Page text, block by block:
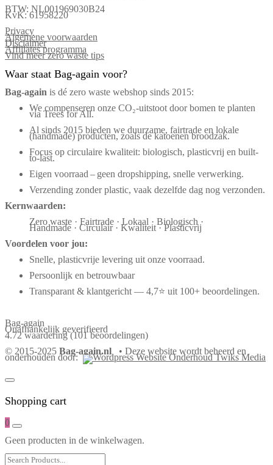
BTW: NL001969030B24
KvK: 61958220
Privacy
Algemene voorwaarden
Disclaimer
Affiliates programma
Vind meer zero waste tips
Waar staat Bag-again voor?
Bag‑again is dé zero waste webshop sinds 2015:
We compenseren onze CO₂-uitstoot door bomen te planten
via Trees for All.
Al sinds 2015 bieden we duurzame, fairtrade en lokale
(handmade) producten, zoals de katoenen broodzak.
Focus op circulaire kwaliteit: biologisch, plasticvrij en built-
to-last.
Eigen voorraad – geen dropshipping, snelle verwerking.
Verzending zonder plastic, vaak dezelfde dag nog verzonden.
Kernwaarden:
Zero waste · Fairtrade · Lokaal · Biologisch ·
Handmade · Circulair · Kwaliteit · Plasticvrij
Voordelen voor jou:
Snelle, plasticvrije levering uit onze voorraad.
Persoonlijk en betrouwbaar
Transparant & klantgericht — 4,7⭐ uit 100+ beoordelingen.
Bag-again
Onafhankelijk geverifieerd
4.72 waardering (101 beoordelingen)
© 2015-2025 Bag-again.nl • Deze website wordt beheerd en
onderhouden door:
Shopping cart
0
Geen producten in de winkelwagen.